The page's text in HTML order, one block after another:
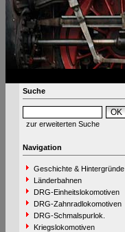
Suche
zur erweiterten Suche
Navigation
Geschichte & Hintergründe
Länderbahnen
DRG-Einheitslokomotiven
DRG-Zahnradlokomotiven
DRG-Schmalspurlok.
Kriegslokomotiven